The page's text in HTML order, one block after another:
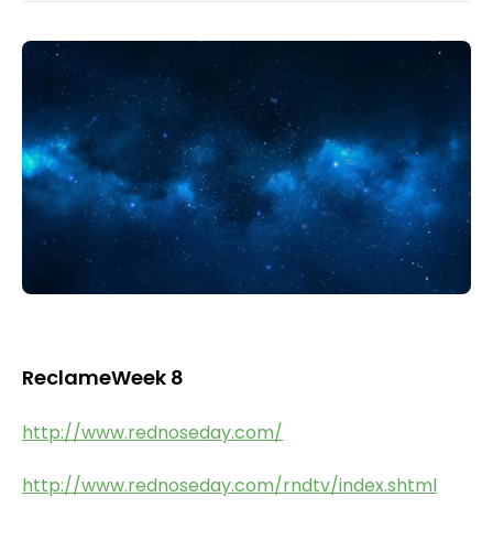
ReclameWeek 8
http://www.rednoseday.com/
http://www.rednoseday.com/rndtv/index.shtml